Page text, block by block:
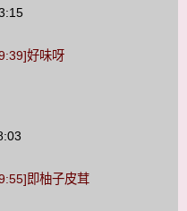
好味呀
即柚子皮茸